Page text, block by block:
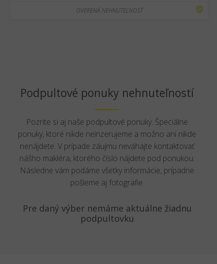
OVERENÁ NEHNUTEĽNOSŤ
Podpultové ponuky nehnuteľností
Pozrite si aj naše podpultové ponuky. Špeciálne
ponuky, ktoré nikde neinzerujeme a možno ani nikde
nenájdete. V prípade záujmu neváhajte kontaktovať
nášho makléra, ktorého číslo nájdete pod ponukou.
Následne vám podáme všetky informácie, prípadne
pošleme aj fotografie.
Pre daný výber nemáme aktuálne žiadnu
podpultovku